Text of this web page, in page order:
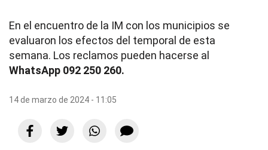
En el encuentro de la IM con los municipios se
evaluaron los efectos del temporal de esta
semana. Los reclamos pueden hacerse al
WhatsApp 092 250 260.
14 de marzo de 2024 - 11:05